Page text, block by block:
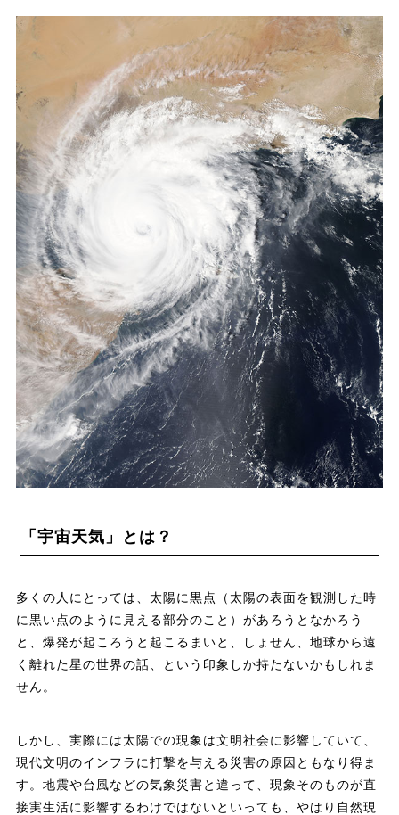
「宇宙天気」とは？
多くの人にとっては、太陽に黒点（太陽の表面を観測した時
に黒い点のように見える部分のこと）があろうとなかろう
と、爆発が起ころうと起こるまいと、しょせん、地球から遠
く離れた星の世界の話、という印象しか持たないかもしれま
せん。
しかし、実際には太陽での現象は文明社会に影響していて、
現代文明のインフラに打撃を与える災害の原因ともなり得ま
す。地震や台風などの気象災害と違って、現象そのものが直
接実生活に影響するわけではないといっても、やはり自然現